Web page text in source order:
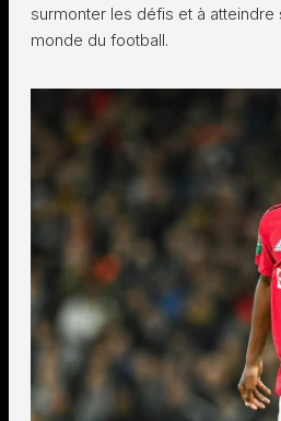
surmonter les défis et à
monde du football.